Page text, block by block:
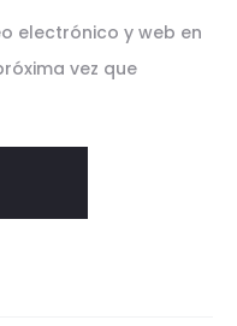
electrónico y web en
vez que